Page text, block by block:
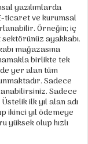
yazılımlarda
ticaret ve kurumsal
Örneğin; iç
ayakkabı.
mağazasına
birlikte tek
yer alan tüm
Sadece
Sadece
ilk yıl alan adı
ikinci yıl ödemeye
yüksek olup hızlı